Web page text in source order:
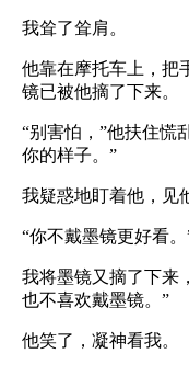
我耸了耸肩。
他靠在摩托车上，把
镜已被他摘了下来。
“别害怕，”他扶住慌
你的样子。”
我疑惑地盯着他，见
“你不戴墨镜更好看
我将墨镜又摘了下来
也不喜欢戴墨镜。”
他笑了，凝神看我。